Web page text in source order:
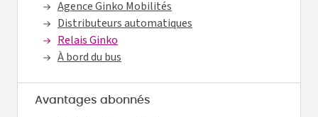
Agence Ginko Mobilités
Distributeurs automatiques
Relais Ginko
À bord du bus
Avantages abonnés